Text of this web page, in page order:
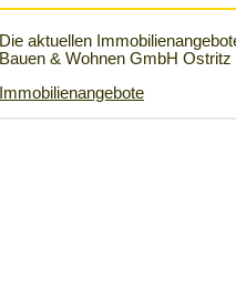
Die aktuellen
Bauen & Wohnen GmbH
Immobilienangebote